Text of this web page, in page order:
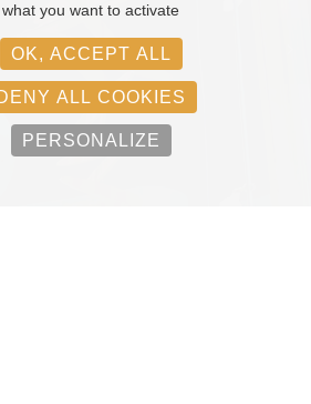
what you want to activate
OK, ACCEPT ALL
ALL COOKIES
PERSONALIZE